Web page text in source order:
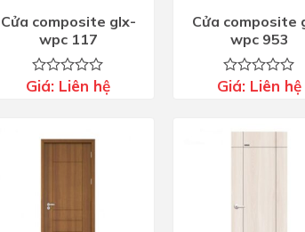
Cửa composite glx-
wpc 117
Được
Giá: Liên hệ
Cửa composite
wpc 953
Được
Giá: Liên hệ